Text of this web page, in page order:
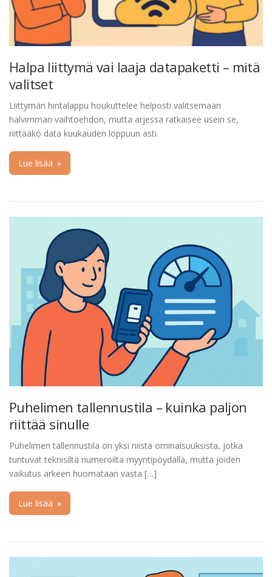
Halpa liittymä vai laaja datapaketti – mitä
valitset
Liittymän hintalappu houkuttelee helposti valitsemaan
halvimman vaihtoehdon, mutta arjessa ratkaisee usein se,
riittääkö data kuukauden loppuun asti.
Lue lisää »
Puhelimen tallennustila – kuinka paljon
riittää sinulle
Puhelimen tallennustila on yksi niistä ominaisuuksista, jotka
tuntuvat teknisiltä numeroilta myyntipöydällä, mutta joiden
vaikutus arkeen huomataan vasta […]
Lue lisää »